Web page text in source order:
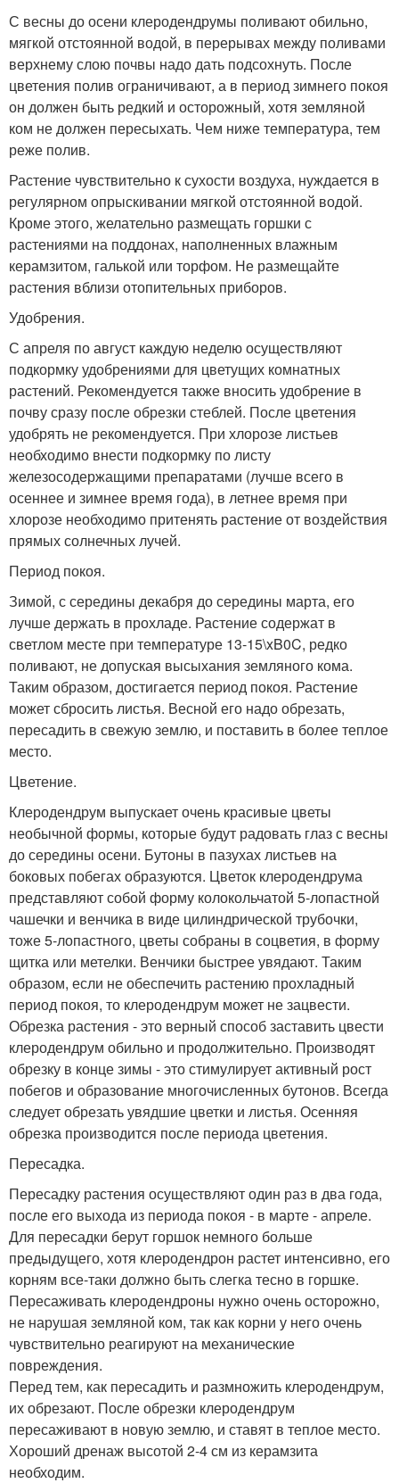
С весны до осени клеродендрумы поливают обильно,
мягкой отстоянной водой, в перерывах между поливами
верхнему слою почвы надо дать подсохнуть. После
цветения полив ограничивают, а в период зимнего покоя
он должен быть редкий и осторожный, хотя земляной
ком не должен пересыхать. Чем ниже температура, тем
реже полив.
Растение чувствительно к сухости воздуха, нуждается в
регулярном опрыскивании мягкой отстоянной водой.
Кроме этого, желательно размещать горшки с
растениями на поддонах, наполненных влажным
керамзитом, галькой или торфом. Не размещайте
растения вблизи отопительных приборов.
Удобрения.
С апреля по август каждую неделю осуществляют
подкормку удобрениями для цветущих комнатных
растений. Рекомендуется также вносить удобрение в
почву сразу после обрезки стеблей. После цветения
удобрять не рекомендуется. При хлорозе листьев
необходимо внести подкормку по листу
железосодержащими препаратами (лучше всего в
осеннее и зимнее время года), в летнее время при
хлорозе необходимо притенять растение от воздействия
прямых солнечных лучей.
Период покоя.
Зимой, с середины декабря до середины марта, его
лучше держать в прохладе. Растение содержат в
светлом месте при температуре 13-15\xB0C, редко
поливают, не допуская высыхания земляного кома.
Таким образом, достигается период покоя. Растение
может сбросить листья. Весной его надо обрезать,
пересадить в свежую землю, и поставить в более теплое
место.
Цветение.
Клеродендрум выпускает очень красивые цветы
необычной формы, которые будут радовать глаз с весны
до середины осени. Бутоны в пазухах листьев на
боковых побегах образуются. Цветок клеродендрума
представляют собой форму колокольчатой 5-лопастной
чашечки и венчика в виде цилиндрической трубочки,
тоже 5-лопастного, цветы собраны в соцветия, в форму
щитка или метелки. Венчики быстрее увядают. Таким
образом, если не обеспечить растению прохладный
период покоя, то клеродендрум может не зацвести.
Обрезка растения - это верный способ заставить цвести
клеродендрум обильно и продолжительно. Производят
обрезку в конце зимы - это стимулирует активный рост
побегов и образование многочисленных бутонов. Всегда
следует обрезать увядшие цветки и листья. Осенняя
обрезка производится после периода цветения.
Пересадка.
Пересадку растения осуществляют один раз в два года,
после его выхода из периода покоя - в марте - апреле.
Для пересадки берут горшок немного больше
предыдущего, хотя клеродендрон растет интенсивно, его
корням все-таки должно быть слегка тесно в горшке.
Пересаживать клеродендроны нужно очень осторожно,
не нарушая земляной ком, так как корни у него очень
чувствительно реагируют на механические
повреждения.
Перед тем, как пересадить и размножить клеродендрум,
их обрезают. После обрезки клеродендрум
пересаживают в новую землю, и ставят в теплое место.
Хороший дренаж высотой 2-4 см из керамзита
необходим.